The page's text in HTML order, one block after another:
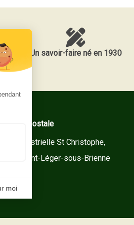
Un savoir-faire né en 1930
Adresse postale
Zone Industrielle St Christophe,
10500 Saint-Léger-sous-Brienne